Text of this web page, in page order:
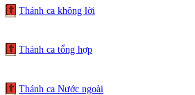
Thánh ca không lời
Thánh ca tổng hợp
Thánh ca Nước ngoài